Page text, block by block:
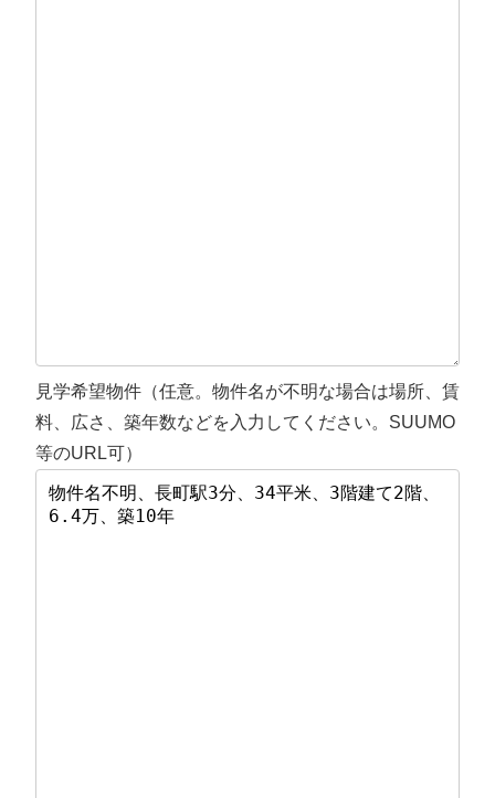
見学希望物件（任意。物件名が不明な場合は場所、賃
料、広さ、築年数などを入力してください。SUUMO
等のURL可）